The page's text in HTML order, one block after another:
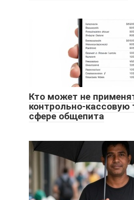
Кто может не
контрольно-кассовую
сфере общепита